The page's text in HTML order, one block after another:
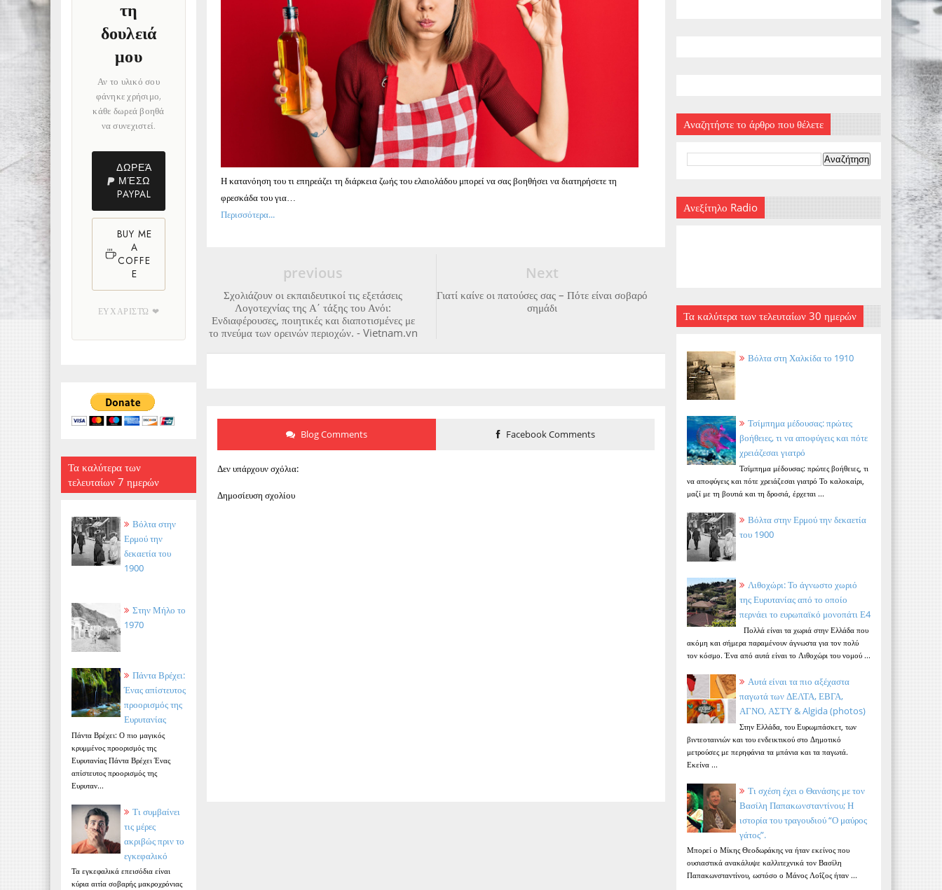
τη
δουλειά
μου
Αν το υλικό σου
φάνηκε χρήσιμο,
κάθε δωρεά βοηθά
να συνεχιστεί.
ΔΩΡΕΆ
ΜΈΣΩ
PAYPAL
BUY ME
A
COFFE
E
ΕΥΧΑΡΙΣΤΏ ❤
Τα καλύτερα των
τελευταίων 7 ημερών
Βόλτα στην
Ερμού την
δεκαετία του
1900
Στην Μήλο το
1970
Πάντα Βρέχει:
Ένας απίστευτος
προορισμός της
Ευρυτανίας
Πάντα Βρέχει: Ο πιο μαγικός
κρυμμένος προορισμός της
Ευρυτανίας Πάντα Βρέχει Ένας
απίστευτος προορισμός της
Ευρυταν...
Τι συμβαίνει
τις μέρες
ακριβώς πριν το
εγκεφαλικό
Τα εγκεφαλικά επεισόδια είναι
κύρια αιτία σοβαρής μακροχρόνιας
Η κατανόηση του τι επηρεάζει τη διάρκεια ζωής του ελαιολάδου μπορεί να σας βοηθήσει να διατηρήσετε τη
φρεσκάδα του για…
Περισσότερα...
Next
Γιατί καίνε οι πατούσες σας – Πότε είναι σοβαρό
σημάδι
previous
Σχολιάζουν οι εκπαιδευτικοί τις εξετάσεις
Λογοτεχνίας της Α΄ τάξης του Ανόι:
Ενδιαφέρουσες, ποιητικές και διαποτισμένες με
το πνεύμα των ορεινών περιοχών. - Vietnam.vn
Blog Comments Facebook Comments
Δεν υπάρχουν σχόλια:
Δημοσίευση σχολίου
Αναζητήστε το άρθρο που θέλετε
Ανεξίτηλο Radio
Τα καλύτερα των τελευταίων 30 ημερών
Βόλτα στη Χαλκίδα το 1910
Τσίμπημα μέδουσας: πρώτες
βοήθειες, τι να αποφύγεις και πότε
χρειάζεσαι γιατρό
Τσίμπημα μέδουσας: πρώτες βοήθειες, τι
να αποφύγεις και πότε χρειάζεσαι γιατρό Το καλοκαίρι,
μαζί με τη βουτιά και τη δροσιά, έρχεται ...
Βόλτα στην Ερμού την δεκαετία
του 1900
Λιθοχώρι: Το άγνωστο χωριό
της Ευρυτανίας από το οποίο
περνάει το ευρωπαϊκό μονοπάτι Ε4
Πολλά είναι τα χωριά στην Ελλάδα που
ακόμη και σήμερα παραμένουν άγνωστα για τον πολύ
τον κόσμο. Ένα από αυτά είναι το Λιθοχώρι του νομού ...
Αυτά είναι τα πιο αξέχαστα
παγωτά των ΔΕΛΤΑ, ΕΒΓΑ,
ΑΓΝΟ, ΑΣΤΥ & Algida (photos)
Στην Ελλάδα, του Ευρωμπάσκετ, των
βιντεοταινιών και του ενδεικτικού στο Δημοτικό
μετρούσες με περηφάνια τα μπάνια και τα παγωτά.
Εκείνα ...
Τι σχέση έχει ο Θανάσης με τον
Βασίλη Παπακωνσταντίνου; Η
ιστορία του τραγουδιού “Ο μαύρος
γάτος”.
Μπορεί ο Μίκης Θεοδωράκης να ήταν εκείνος που
ουσιαστικά ανακάλυψε καλλιτεχνικά τον Βασίλη
Παπακωνσταντίνου, ωστόσο ο Μάνος Λοΐζος ήταν ...